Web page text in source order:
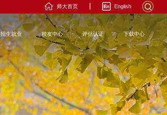
师大首页 | English
招生就业 校友中心 评估认证 下载中心